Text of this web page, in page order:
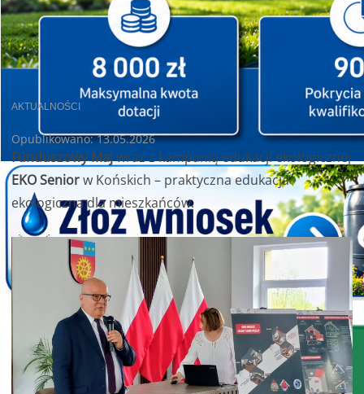
AKTUALNOŚCI
Opublikowano: 13.05.2026
Funduszowy Majwraz z kampanią edukacji ekologicznej
EKO Seniorw Końskich – praktyczna edukacja
ekologiczna dla mieszkańców.